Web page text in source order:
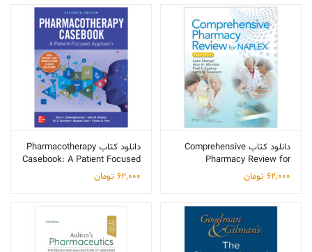
دانلود کتاب Comprehensive
Pharmacy Review for
NAPLEX
62,000 تومان
دانلود کتاب Pharmacotherapy
Casebook: A Patient Focused
Approach
62,000 تومان